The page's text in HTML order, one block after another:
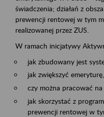
świadczenia; działań z
prewencji rentowej w tym
realizowanej przez ZUS.
W ramach inicjatywy
jak zbudowany jest
jak zwiększyć emeryturę,
czy można pracować
jak skorzystać z
prewencji rentowej w